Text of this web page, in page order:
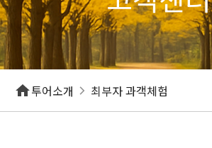
투어소개 최부자 과객체험